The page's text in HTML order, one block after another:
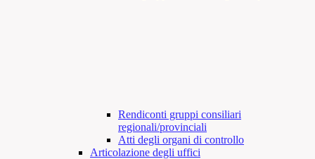
Rendiconti gruppi consiliari
regionali/provinciali
Atti degli organi di controllo
Articolazione degli uffici